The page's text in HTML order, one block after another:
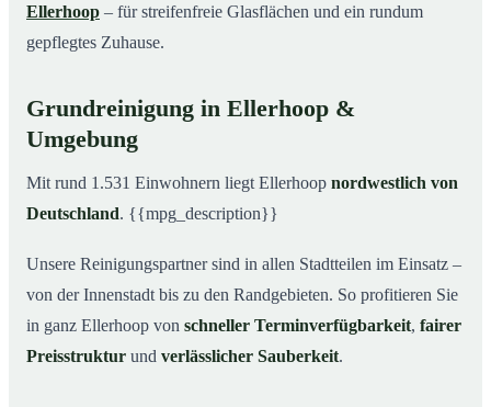
Ellerhoop – für streifenfreie Glasflächen und ein rundum
gepflegtes Zuhause.
Grundreinigung in Ellerhoop &
Umgebung
Mit rund 1.531 Einwohnern liegt Ellerhoop nordwestlich von
Deutschland. {{mpg_description}}
Unsere Reinigungspartner sind in allen Stadtteilen im Einsatz –
von der Innenstadt bis zu den Randgebieten. So profitieren Sie
in ganz Ellerhoop von schneller Terminverfügbarkeit, fairer
Preisstruktur und verlässlicher Sauberkeit.